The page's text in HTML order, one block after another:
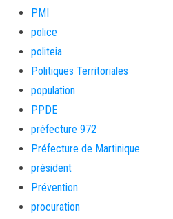
PMI
police
politeia
Politiques Territoriales
population
PPDE
préfecture 972
Préfecture de Martinique
président
Prévention
procuration